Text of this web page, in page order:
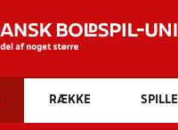
Hvad
INDHOLD
RÆKKE